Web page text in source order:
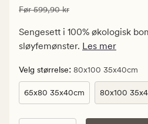
359,94
kr.
Vanlig
599,90
kr
Vanlig pris 599,90 kr
Før599,90 kr
Sengesett i 100% økologisk
sløyfemønster. Les mer
Velg størrelse: 80x100 35x40cm
65x80 35x40cm 80x100